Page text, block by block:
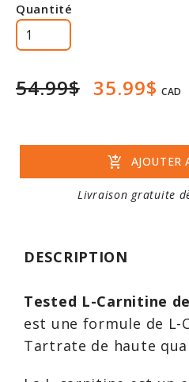
Quantité
54.99$ 35.99$ CAD
add_shopping_cart AJOUTER
Livraison gratuite
DESCRIPTION
Tested L-Carnitine
est une formule de L-
Tartrate de haute